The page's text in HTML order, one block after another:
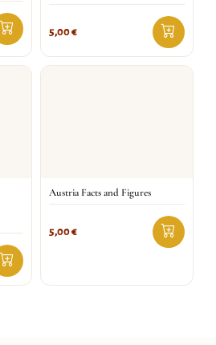
5,00€
Austria Facts and Figures
5,00€